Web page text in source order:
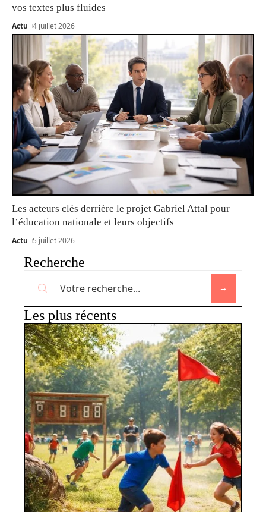
vos textes plus fluides
Actu 4 juillet 2026
Les acteurs clés derrière le projet Gabriel Attal pour
l’éducation nationale et leurs objectifs
Actu 5 juillet 2026
Recherche
Les plus récents